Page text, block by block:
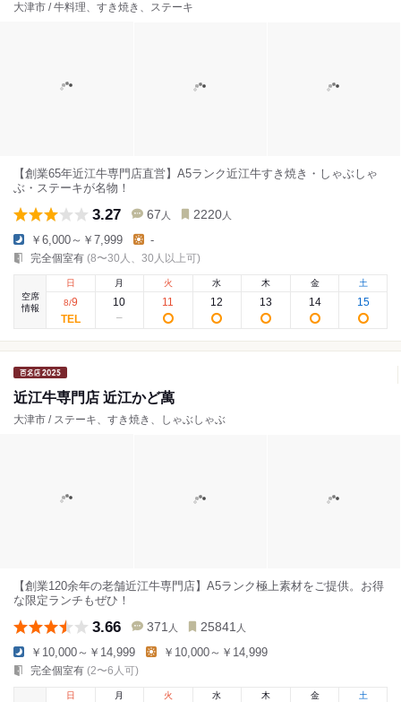
大津市 / 牛料理、すき焼き、ステーキ
【創業65年近江牛専門店直営】A5ランク近江牛すき焼き・しゃぶしゃ
ぶ・ステーキが名物！
3.27 67 人 2220 人
￥6,000～￥7,999 -
完全個室有 (8〜30人、30人以上可)
空席
情報
日
8/9
月
10
火
11
水
12
木
13
金
14
土
15
近江牛専門店 近江かど萬
大津市 / ステーキ、すき焼き、しゃぶしゃぶ
【創業120余年の老舗近江牛専門店】A5ランク極上素材をご提供。お得
な限定ランチもぜひ！
3.66 371 人 25841 人
￥10,000～￥14,999 ￥10,000～￥14,999
完全個室有 (2〜6人可)
日
月 火 水 木 金 土